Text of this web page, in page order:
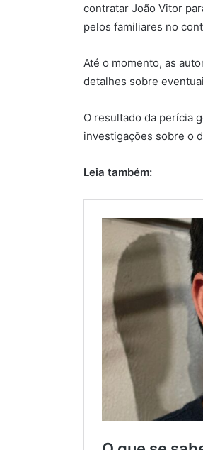
contratar João Vitor
pelos familiares no
Até o momento, as
detalhes sobre
O resultado da perícia
investigações sobre o
Leia também: